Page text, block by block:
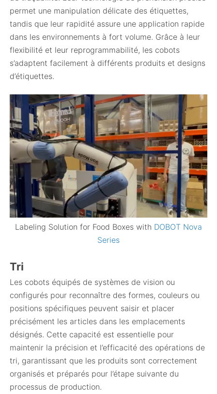
permet une manipulation délicate des étiquettes,
tandis que leur rapidité assure une application rapide
dans les environnements à fort volume. Grâce à leur
flexibilité et leur reprogrammabilité, les cobots
s’adaptent facilement à différents produits et designs
d’étiquettes.
Labeling Solution for Food Boxes with DOBOT Nova
Series
Tri
Les cobots équipés de systèmes de vision ou
configurés pour reconnaître des formes, couleurs ou
positions spécifiques peuvent saisir et placer
précisément les articles dans les emplacements
désignés. Cette capacité est essentielle pour
maintenir la précision et l’efficacité des opérations de
tri, garantissant que les produits sont correctement
organisés et préparés pour l’étape suivante du
processus de production.